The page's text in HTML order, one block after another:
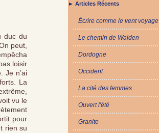
duc du
peut,
loisir
Je n’ai
La
vu le
pour
rien su
► Articles Récents
Écrire comme le vent voyage
Le chemin de Walden
Dordogne
Occident
La cité des femmes
Ouvert l'été
Granite